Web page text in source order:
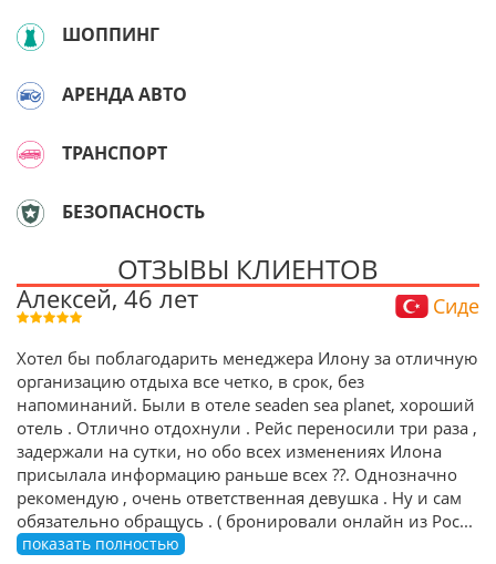
ШОППИНГ
АРЕНДА АВТО
ТРАНСПОРТ
БЕЗОПАСНОСТЬ
ОТЗЫВЫ КЛИЕНТОВ
Алексей, 46 лет Сиде
Хотел бы поблагодарить менеджера Илону за отличную
организацию отдыха все четко, в срок, без
напоминаний. Были в отеле seaden sea planet, хороший
отель . Отлично отдохнули . Рейс переносили три раза ,
задержали на сутки, но обо всех изменениях Илона
присылала информацию раньше всех ??. Однозначно
рекомендую , очень ответственная девушка . Ну и сам
обязательно обращусь . ( бронировали онлайн из Рос...
показать полностью